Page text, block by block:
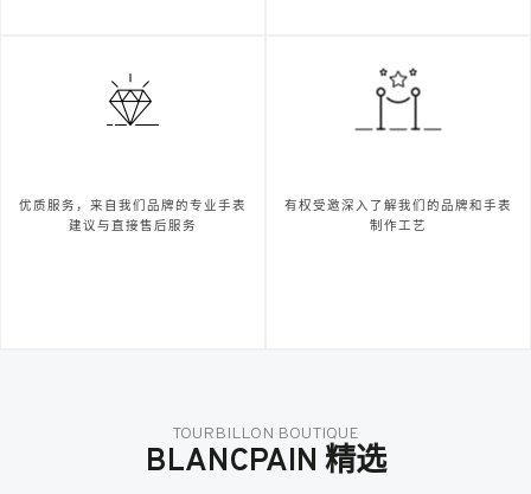
优质服务，来自我们品牌的专业手表
建议与直接售后服务
有权受邀深入了解我们的品牌和手表
制作工艺
TOURBILLON BOUTIQUE
BLANCPAIN 精选